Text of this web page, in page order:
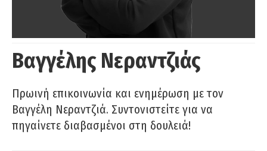
Βαγγέλης Νεραντζιάς
Πρωινή επικοινωνία και ενημέρωση με τον
Βαγγέλη Νεραντζιά. Συντονιστείτε για να
πηγαίνετε διαβασμένοι στη δουλειά!